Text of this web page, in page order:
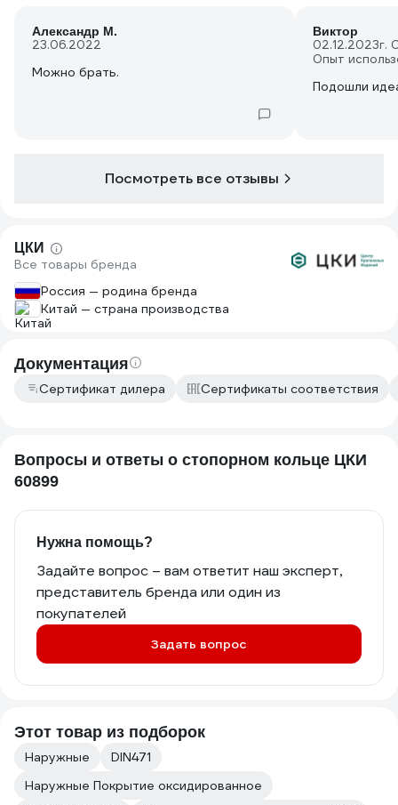
Александр М.
23.06.2022
Можно брать.
Виктор
02.12.2023г.
Опыт
Подошли
Посмотреть все отзывы
ЦКИ
Все товары бренда
Россия — родина бренда
Китай — страна производства
Документация
Сертификат дилера Сертификаты соответствия
Вопросы и ответы о стопорном кольце ЦКИ
60899
Нужна помощь?
Задайте вопрос – вам ответит наш эксперт,
представитель бренда или один из
покупателей
Задать вопрос
Этот товар из подборок
Наружные
DIN471
Наружные Покрытие оксидированное